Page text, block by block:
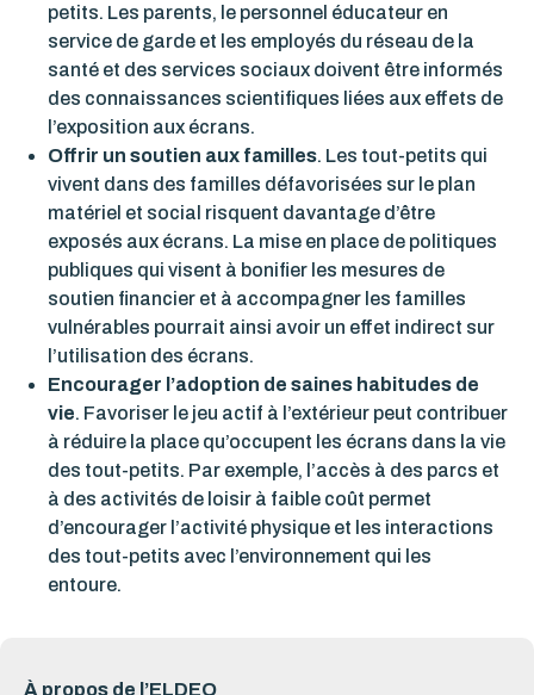
petits. Les parents, le personnel éducateur en
service de garde et les employés du réseau de la
santé et des services sociaux doivent être informés
des connaissances scientifiques liées aux effets de
l’exposition aux écrans.
Offrir un soutien aux familles. Les tout-petits qui
vivent dans des familles défavorisées sur le plan
matériel et social risquent davantage d’être
exposés aux écrans. La mise en place de politiques
publiques qui visent à bonifier les mesures de
soutien financier et à accompagner les familles
vulnérables pourrait ainsi avoir un effet indirect sur
l’utilisation des écrans.
Encourager l’adoption de saines habitudes de
vie. Favoriser le jeu actif à l’extérieur peut contribuer
à réduire la place qu’occupent les écrans dans la vie
des tout-petits. Par exemple, l’accès à des parcs et
à des activités de loisir à faible coût permet
d’encourager l’activité physique et les interactions
des tout-petits avec l’environnement qui les
entoure.
À propos de l’ELDEQ